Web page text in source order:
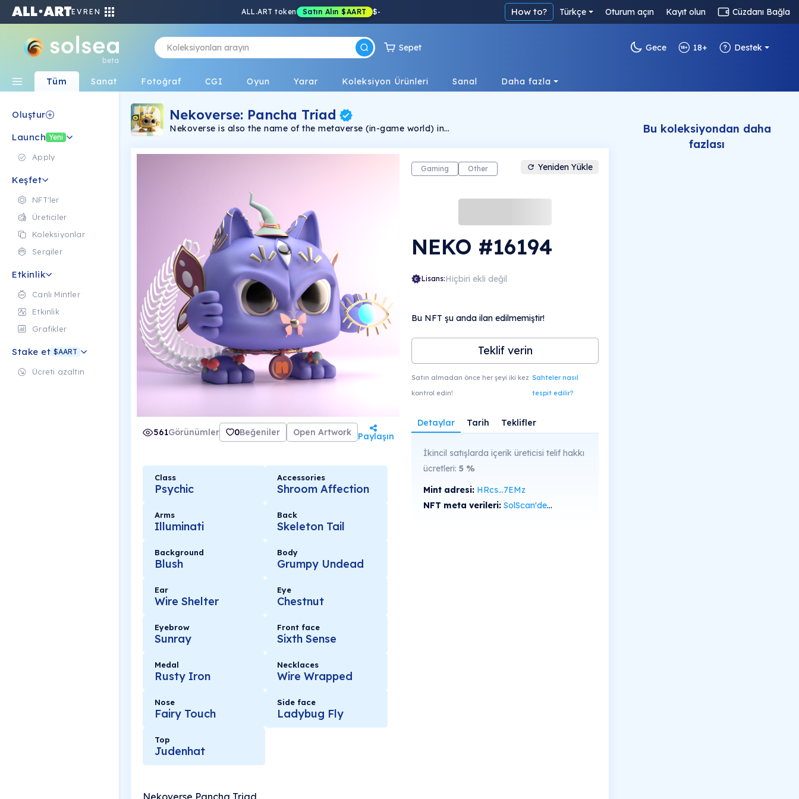
EVREN ALL.ART token Satın Alın $AART $- How to? Türkçe Oturum açın Kayıt olun Cüzdanı Bağla
beta
Sepet Gece 18+ Destek
Tüm Sanat Fotoğraf CGI Oyun Yarar Koleksiyon Ürünleri Sanal Daha fazla
Oluştur
Launch Yeni
Apply
Keşfet
NFT'ler
Üreticiler
Koleksiyonlar
Sergiler
Etkinlik
Canlı Mintler
Etkinlik
Grafikler
Stake et $AART
Ücreti azaltın
Nekoverse: Pancha Triad
Nekoverse is also the name of the metaverse (in-game world) in
interacting with other players, battle PvE and PvP, or just leisurely
explore the world, farming resources and crafting items.
561Görünümler 0Beğeniler Open Artwork Paylaşın
Class
Psychic
Accessories
Shroom Affection
Arms
Illuminati
Back
Skeleton Tail
Background
Blush
Body
Grumpy Undead
Ear
Wire Shelter
Eye
Chestnut
Eyebrow
Sunray
Front face
Sixth Sense
Medal
Rusty Iron
Necklaces
Wire Wrapped
Nose
Fairy Touch
Side face
Ladybug Fly
Top
Judenhat
Gaming Other Yeniden Yükle
NEKO #16194
Lisans:Hiçbiri ekli değil
Bu NFT şu anda ilan edilmemiştir!
Teklif verin
Satın almadan önce her şeyi iki kez
kontrol edin!
Sahteler nasıl
tespit edilir?
Detaylar Tarih Teklifler
İkincil satışlarda içerik üreticisi telif hakkı
ücretleri: 5 %
Mint adresi: HRcs...7EMz
NFT meta verileri:SolScan'de görüntüle
Bu koleksiyondan daha
fazlası